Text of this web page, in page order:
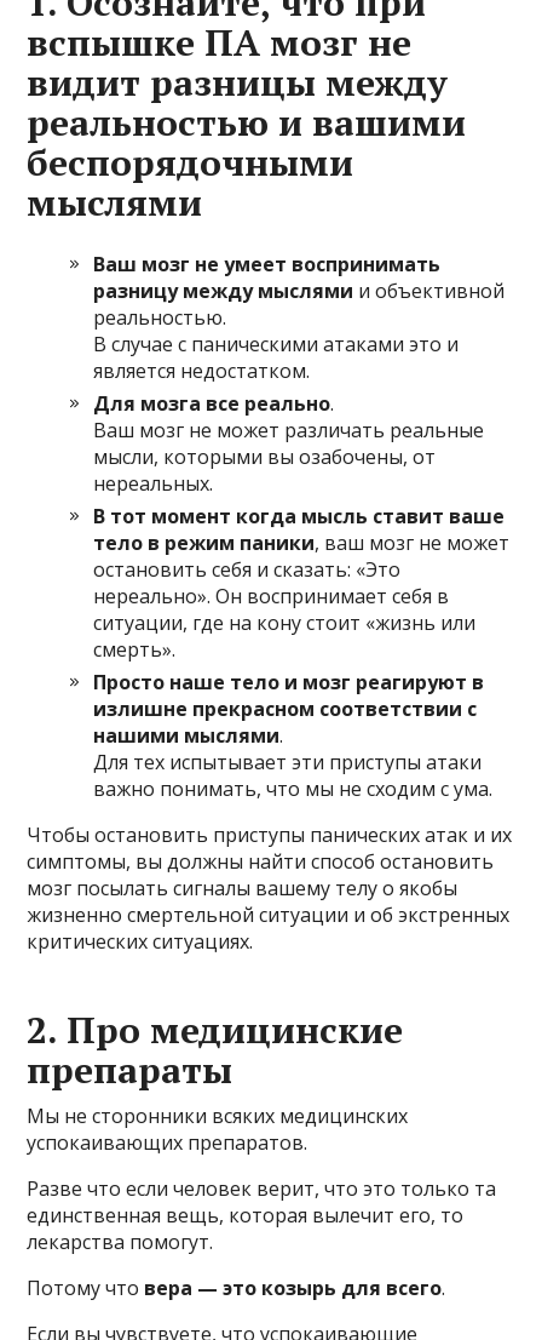
вспышке ПА мозг не
видит разницы между
реальностью и вашими
беспорядочными
мыслями
Ваш мозг не умеет воспринимать
разницу между мыслями и объективной
реальностью.
В случае с паническими атаками это и
является недостатком.
Для мозга все реально.
Ваш мозг не может различать реальные
мысли, которыми вы озабочены, от
нереальных.
В тот момент когда мысль ставит ваше
тело в режим паники, ваш мозг не может
остановить себя и сказать: «Это
нереально». Он воспринимает себя в
ситуации, где на кону стоит «жизнь или
смерть».
Просто наше тело и мозг реагируют в
излишне прекрасном соответствии с
нашими мыслями.
Для тех испытывает эти приступы атаки
важно понимать, что мы не сходим с ума.
Чтобы остановить приступы панических атак и их
симптомы, вы должны найти способ остановить
мозг посылать сигналы вашему телу о якобы
жизненно смертельной ситуации и об экстренных
критических ситуациях.
2. Про медицинские
препараты
Мы не сторонники всяких медицинских
успокаивающих препаратов.
Разве что если человек верит, что это только та
единственная вещь, которая вылечит его, то
лекарства помогут.
Потому что вера — это козырь для всего.
Если вы чувствуете, что успокаивающие